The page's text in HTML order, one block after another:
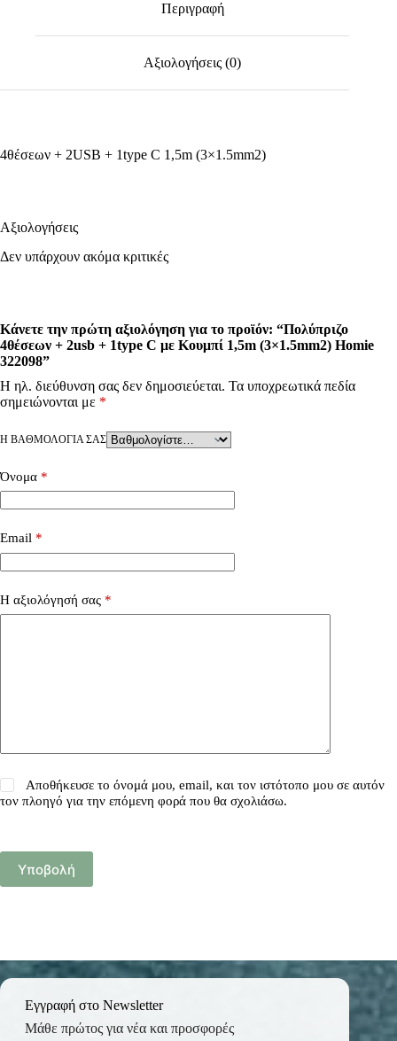
Περιγραφή
Αξιολογήσεις (0)
4θέσεων + 2USB + 1type C 1,5m (3×1.5mm2)
Αξιολογήσεις
Δεν υπάρχουν ακόμα κριτικές
Κάνετε την πρώτη αξιολόγηση για το προϊόν: “Πολύπριζο
4θέσεων + 2usb + 1type C με Κουμπί 1,5m (3×1.5mm2) Homie
322098”
Η ηλ. διεύθυνση σας δεν δημοσιεύεται. Τα υποχρεωτικά πεδία
σημειώνονται με *
Η ΒΑΘΜΟΛΟΓΊΑ ΣΑΣ
Όνομα *
Email *
Η αξιολόγησή σας *
Αποθήκευσε το όνομά μου, email, και τον ιστότοπο μου σε αυτόν
τον πλοηγό για την επόμενη φορά που θα σχολιάσω.
Υποβολή
Εγγραφή στο Newsletter
Μάθε πρώτος για νέα και προσφορές